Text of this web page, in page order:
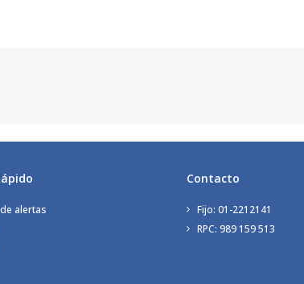
alertas
Contacto
Fijo: 01-2212141
RPC: 989 159 513